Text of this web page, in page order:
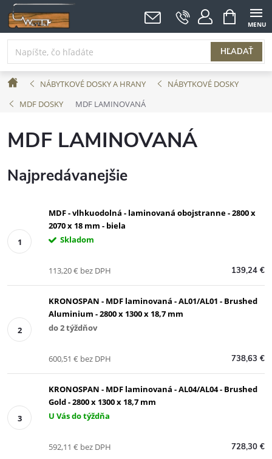
Prejsť
na
obsah
HĽADAŤ
NÁKUPNÝ
KOŠÍK
DomovNÁBYTKOVÉ DOSKY A HRANY
NÁBYTKOVÉ DOSKY
MDF DOSKY
MDF LAMINOVANÁ
MDF LAMINOVANÁ
Najpredávanejšie
MDF - vlhkuodolná - laminovaná obojstranne - 2800 x
2070 x 18 mm - biela
Skladom
139,24 €
113,20 € bez DPH
KRONOSPAN - MDF laminovaná - AL01/AL01 - Brushed
Aluminium - 2800 x 1300 x 18,7 mm
do 2 týždňov
738,63 €
600,51 € bez DPH
KRONOSPAN - MDF laminovaná - AL04/AL04 - Brushed
Gold - 2800 x 1300 x 18,7 mm
U Vás do týždňa
728,30 €
592,11 € bez DPH